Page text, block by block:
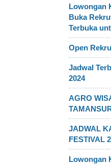
Lowongan
Buka
Terbuka
Open
Jadwal
2024
AGRO
JADWAL
FESTIVAL
Lowongan